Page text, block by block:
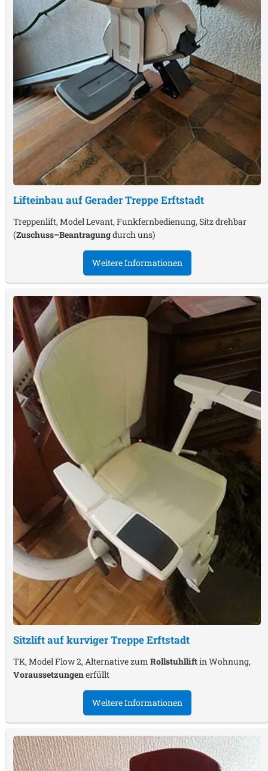
Lifteinbau auf Gerader TreppeErftstadt
Treppenlift, Model Levant, Funkfernbedienung, Sitz drehbar
(Zuschuss–Beantragungdurch uns)
Weitere Informationen
Sitzlift auf kurviger TreppeErftstadt
TK, Model Flow 2, Alternative zum Rollstuhlliftin Wohnung,
Voraussetzungenerfüllt
Weitere Informationen